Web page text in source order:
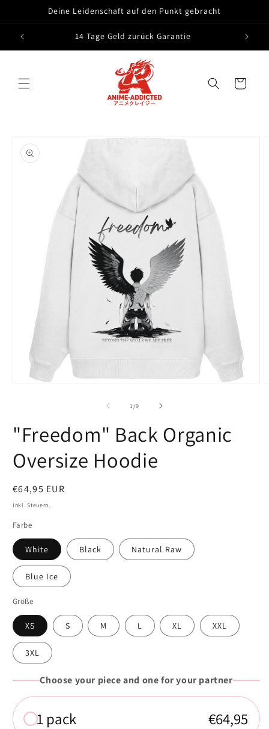
Deine Leidenschaft auf den Punkt gebracht
14 Tage Geld zurück Garantie
Warenkorb
1 /von
9
"Freedom" Back Organic
Oversize Hoodie
Normaler
Preis
€64,95 EUR
Inkl. Steuern.
Farbe
White Black Natural Raw
Blue Ice
Größe
XS S M L XL XXL
3XL
Choose your piece and one for your partner
1 pack €64,95